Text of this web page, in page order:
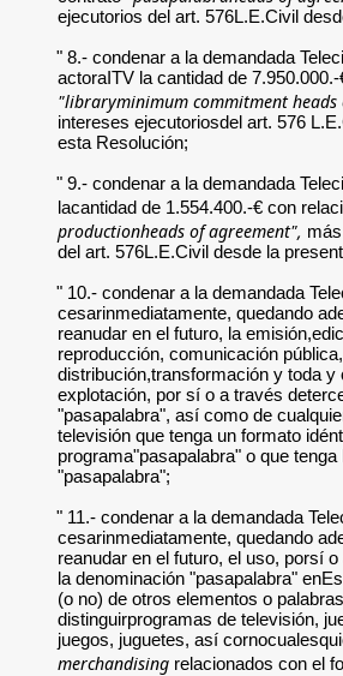
ejecutorios del art. 576L.E.Civil
" 8.- condenar a la demandada
actoraITV la cantidad de
"libraryminimum commitment heads
intereses ejecutoriosdel art. 576
esta Resolución;
" 9.- condenar a la demandada
lacantidad de 1.554.400.-€ con
productionheads of agreement",
del art. 576L.E.Civil desde la
" 10.- condenar a la demandada
cesarinmediatamente, quedando
reanudar en el futuro, la
reproducción, comunicación pública,
distribución,transformación y toda y
explotación, por sí o a través
"pasapalabra", así como de
televisión que tenga un formato
programa"pasapalabra" o que
"pasapalabra";
" 11.- condenar a la demandada
cesarinmediatamente, quedando
reanudar en el futuro, el uso, porsí
la denominación "pasapalabra"
(o no) de otros elementos o
distinguirprogramas de televisión,
juegos, juguetes, así
merchandising relacionados con el